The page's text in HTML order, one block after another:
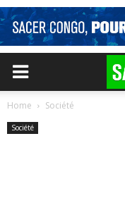
Home Société
Société